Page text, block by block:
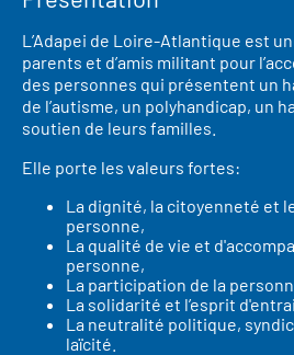
L’Adapei de Loire-Atlantique est
parents et d’amis militant pour
des personnes qui présentent un
de l’autisme, un polyhandicap, un
soutien de leurs familles.
Elle porte les valeurs fortes:
La dignité, la citoyenneté et
personne,
La qualité de vie et
personne,
La participation de la
La solidarité et l’esprit
La neutralité politique,
laïcité.